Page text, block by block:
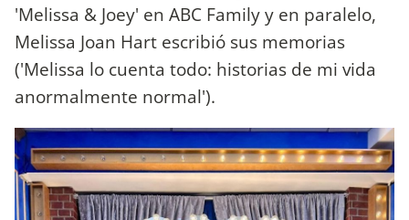
'Melissa & Joey' en ABC Family y en paralelo,
Melissa Joan Hart escribió sus memorias
('Melissa lo cuenta todo: historias de mi vida
anormalmente normal').